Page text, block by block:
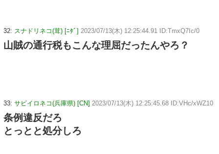
32: スナドリネコ(茸) [ﾆﾀﾞ] 2023/07/13(木) 12:25:44.91 ID:TmxQ7Ic/0
山賊の通行税もこんな理屈だったんやろ？
33: サビイロネコ(兵庫県) [CN] 2023/07/13(木) 12:25:45.68 ID:VHc/xWZ10
条例違反だろ
とっとと処分しろ